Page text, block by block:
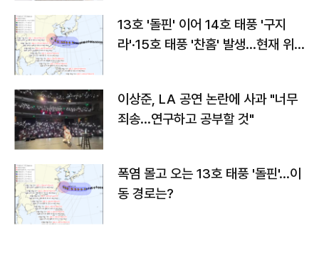
13호 '돌핀' 이어 14호 태풍 '구지
라'·15호 태풍 '찬홈' 발생…현재 위
이상준, LA 공연 논란에 사과 "너무
죄송…연구하고 공부할 것"
폭염 몰고 오는 13호 태풍 '돌핀'…이
동 경로는?